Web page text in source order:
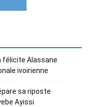
félicite Alassane
ivoirienne
sa riposte
Ayissi